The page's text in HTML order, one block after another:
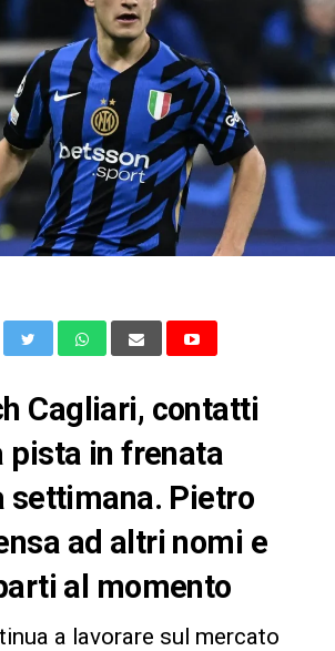
Cagliari, contatti
pista in frenata
settimana. Pietro
ad altri nomi e
al momento
a lavorare sul mercato